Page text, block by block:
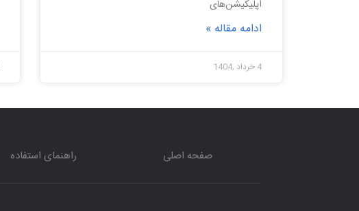
اپلیکیشن‌های
ادامه مقاله »
4 خرداد ,1404
صفحه اصلی راهنمای استفاده